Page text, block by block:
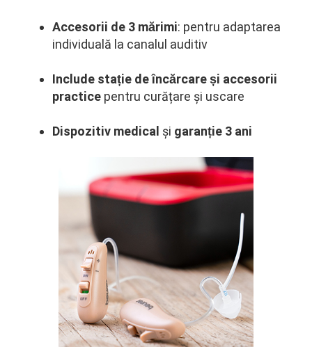
Accesorii de 3 mărimi: pentru adaptarea
individuală la canalul auditiv
Include stație de încărcare și accesorii
practice pentru curățare și uscare
Dispozitiv medical și garanție 3 ani